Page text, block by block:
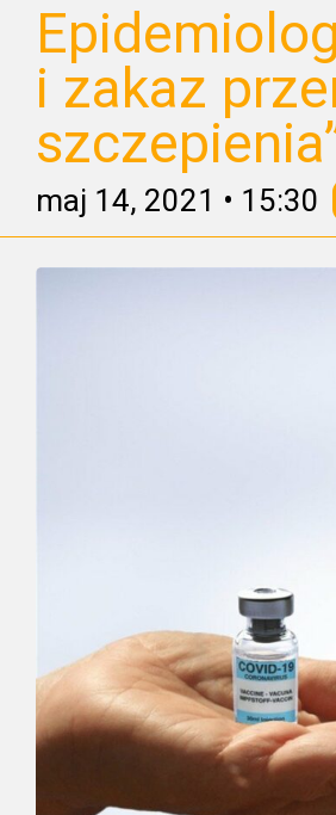
i zakaz
maj 14, 2021 • 15:30